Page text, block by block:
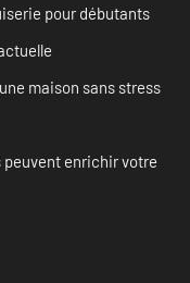
pour débutants
maison sans stress
peuvent enrichir votre